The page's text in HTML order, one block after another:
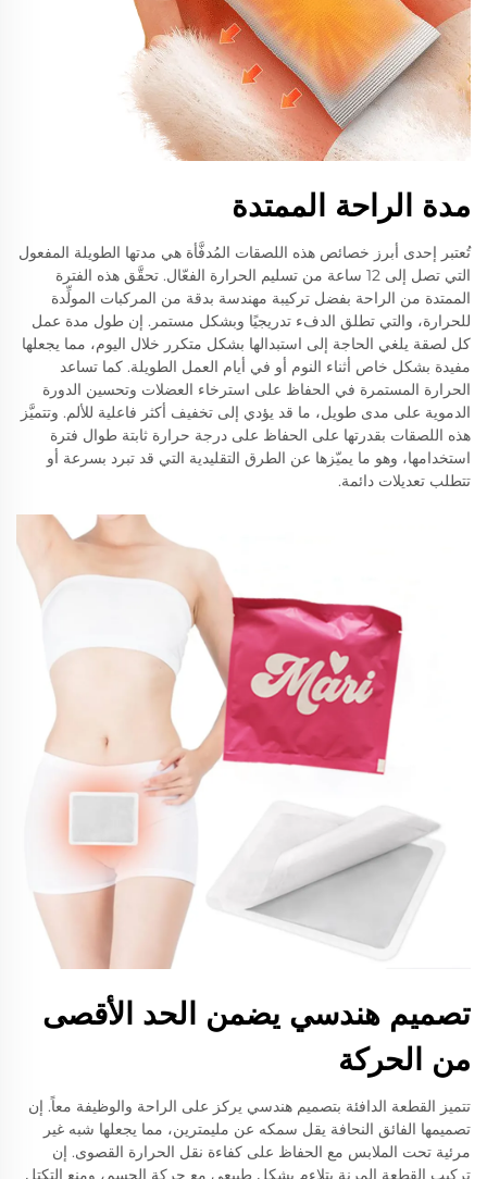
مدة الراحة الممتدة
تُعتبر إحدى أبرز خصائص هذه اللصقات المُدفَّأة هي مدتها الطويلة المفعول
التي تصل إلى 12 ساعة من تسليم الحرارة الفعّال. تحقَّق هذه الفترة
الممتدة من الراحة بفضل تركيبة مهندسة بدقة من المركبات المولِّدة
للحرارة، والتي تطلق الدفء تدريجيًا وبشكل مستمر. إن طول مدة عمل
كل لصقة يلغي الحاجة إلى استبدالها بشكل متكرر خلال اليوم، مما يجعلها
مفيدة بشكل خاص أثناء النوم أو في أيام العمل الطويلة. كما تساعد
الحرارة المستمرة في الحفاظ على استرخاء العضلات وتحسين الدورة
الدموية على مدى طويل، ما قد يؤدي إلى تخفيف أكثر فاعلية للألم. وتتميَّز
هذه اللصقات بقدرتها على الحفاظ على درجة حرارة ثابتة طوال فترة
استخدامها، وهو ما يميّزها عن الطرق التقليدية التي قد تبرد بسرعة أو
تتطلب تعديلات دائمة.
تصميم هندسي يضمن الحد الأقصى
من الحركة
تتميز القطعة الدافئة بتصميم هندسي يركز على الراحة والوظيفة معاً. إن
تصميمها الفائق النحافة يقل سمكه عن مليمترين، مما يجعلها شبه غير
مرئية تحت الملابس مع الحفاظ على كفاءة نقل الحرارة القصوى. إن
تركيب القطعة المرنة يتلاءم بشكل طبيعي مع حركة الجسم، ومنع التكتل